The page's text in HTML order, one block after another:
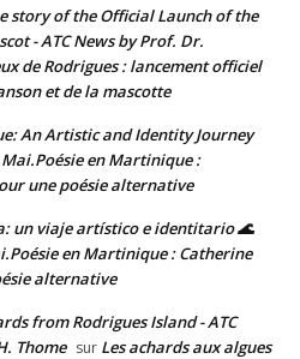
story of the Official Launch of the
- ATC News by Prof. Dr.
de Rodrigues : lancement officiel
et de la mascotte
An Artistic and Identity Journey
en Martinique :
une poésie alternative
un viaje artístico e identitario 🌊
en Martinique : Catherine
alternative
from Rodrigues Island - ATC
Thome sur Les achards aux algues